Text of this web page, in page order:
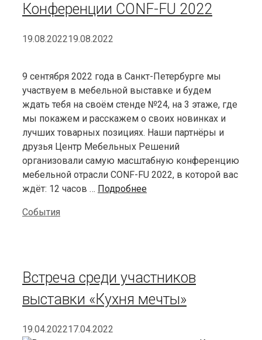
Конференции CONF-FU 2022
19.08.202219.08.2022
9 сентября 2022 года в Санкт-Петербурге мы
участвуем в мебельной выставке и будем
ждать тебя на своём стенде №24, на 3 этаже, где
мы покажем и расскажем о своих новинках и
лучших товарных позициях. Наши партнёры и
друзья Центр Мебельных Решений
организовали самую масштабную конференцию
мебельной отрасли CONF-FU 2022, в которой вас
ждёт: 12 часов … Подробнее
Categories
События
Встреча среди участников
выставки «Кухня мечты»
19.04.202217.04.2022